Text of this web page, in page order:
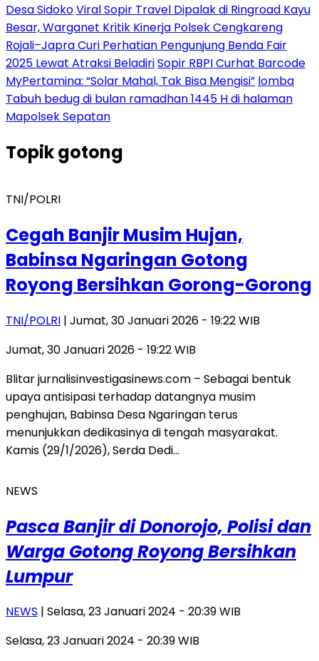
Desa SidokoViral Sopir Travel Dipalak di Ringroad Kayu
Besar, Warganet Kritik Kinerja Polsek Cengkareng
Rojali–Japra Curi Perhatian Pengunjung Benda Fair
2025 Lewat Atraksi BeladiriSopir RBPI Curhat Barcode
MyPertamina: “Solar Mahal, Tak Bisa Mengisi” lomba
Tabuh bedug di bulan ramadhan 1445 H di halaman
Mapolsek Sepatan
Topikgotong
TNI/POLRI
Cegah Banjir Musim Hujan,
Babinsa Ngaringan Gotong
Royong Bersihkan Gorong-Gorong
TNI/POLRI | Jumat, 30 Januari 2026 - 19:22 WIB
Jumat, 30 Januari 2026 - 19:22 WIB
Blitar jurnalisinvestigasinews.com – Sebagai bentuk
upaya antisipasi terhadap datangnya musim
penghujan, Babinsa Desa Ngaringan terus
menunjukkan dedikasinya di tengah masyarakat.
Kamis (29/1/2026), Serda Dedi…
NEWS
Pasca Banjir di Donorojo, Polisi dan
Warga Gotong Royong Bersihkan
Lumpur
NEWS | Selasa, 23 Januari 2024 - 20:39 WIB
Selasa, 23 Januari 2024 - 20:39 WIB